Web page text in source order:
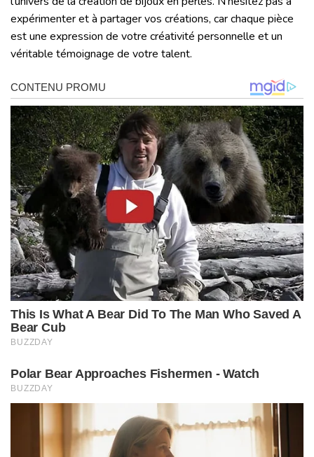
expérimenter et à partager vos créations, car chaque pièce
est une expression de votre créativité personnelle et un
véritable témoignage de votre talent.